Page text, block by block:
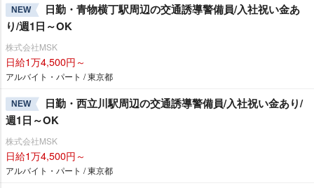
NEW
日勤・青物横丁駅周辺の交通誘導警備員/入社祝い金あ
り/週1日～OK
株式会社MSK
日給1万4,500円～
アルバイト・パート / 東京都
NEW
日勤・西立川駅周辺の交通誘導警備員/入社祝い金あり/
週1日～OK
株式会社MSK
日給1万4,500円～
アルバイト・パート / 東京都